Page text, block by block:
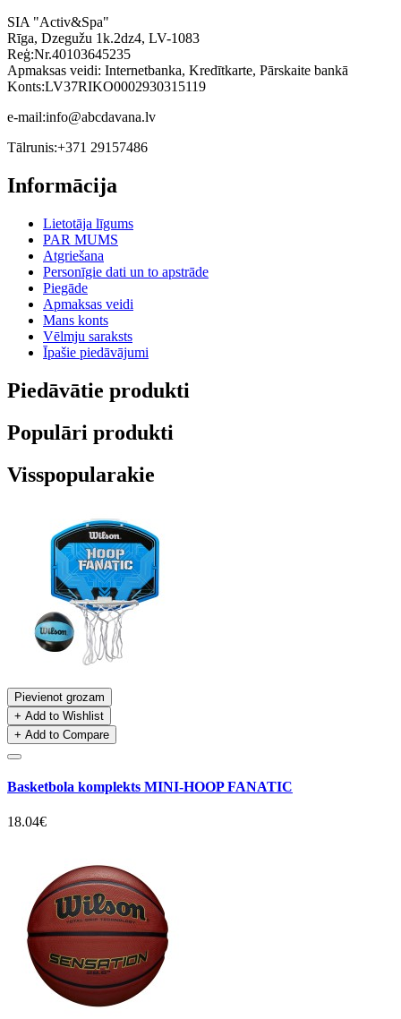
SIA "Activ&Spa"
Rīga, Dzegužu 1k.2dz4, LV-1083
Reģ:Nr.40103645235
Apmaksas veidi: Internetbanka, Kredītkarte, Pārskaite bankā
Konts:LV37RIKO0002930315119
e-mail:info@abcdavana.lv
Tālrunis:+371 29157486
Informācija
Lietotāja līgums
PAR MUMS
Atgriešana
Personīgie dati un to apstrāde
Piegāde
Apmaksas veidi
Mans konts
Vēlmju saraksts
Īpašie piedāvājumi
Piedāvātie produkti
Populāri produkti
Visspopularakie
Pievienot grozam
+ Add to Wishlist
+ Add to Compare
Basketbola komplekts MINI-HOOP FANATIC
18.04€